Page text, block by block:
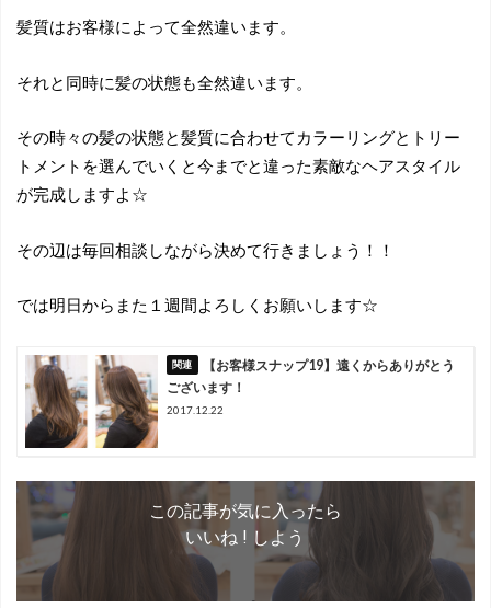
髪質はお客様によって全然違います。
それと同時に髪の状態も全然違います。
その時々の髪の状態と髪質に合わせてカラーリングとトリー
トメントを選んでいくと今までと違った素敵なヘアスタイル
が完成しますよ☆
その辺は毎回相談しながら決めて行きましょう！！
では明日からまた１週間よろしくお願いします☆
【お客様スナップ19】遠くからありがとう
ございます！
2017.12.22
この記事が気に入ったら
いいね ! しよう